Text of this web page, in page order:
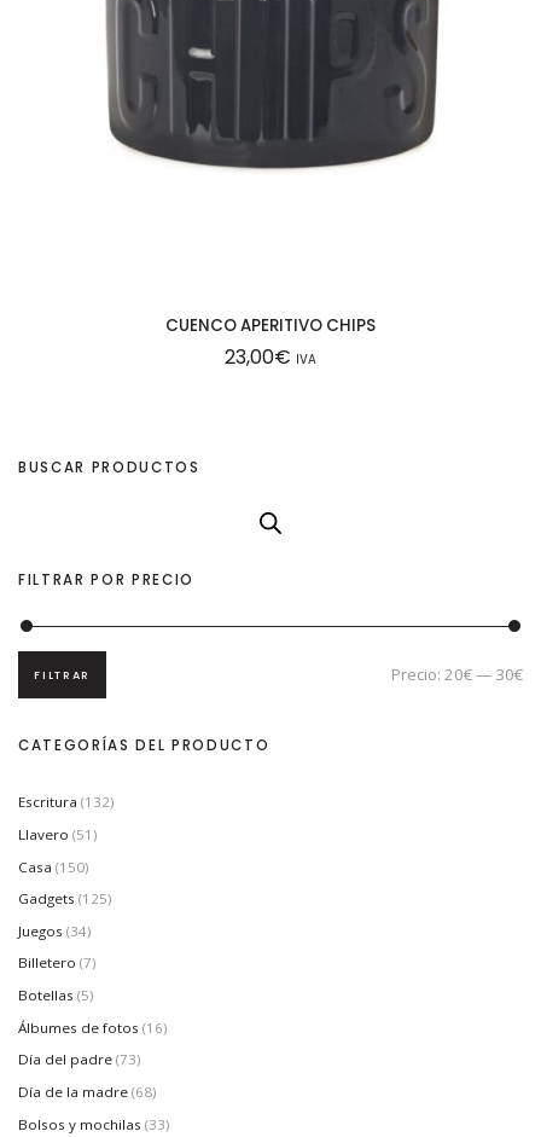
CUENCO APERITIVO CHIPS
23,00€ IVA
BUSCAR PRODUCTOS
FILTRAR POR PRECIO
r
i
í
i
o
r
i
á
i
o
FILTRAR Precio: 20€— 30€
CATEGORÍAS DEL PRODUCTO
Escritura (132)
Llavero (51)
Casa (150)
Gadgets (125)
Juegos (34)
Billetero (7)
Botellas (5)
Álbumes de fotos (16)
Día del padre (73)
Día de la madre (68)
Bolsos y mochilas (33)